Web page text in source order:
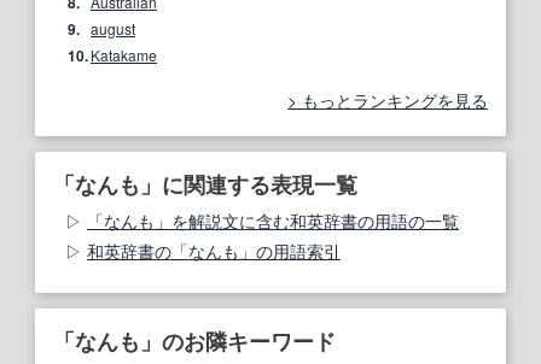
9. august
10.Katakame
もっとランキングを見る
「なんも」に関連する表現一覧
「なんも」を解説文に含む和英辞書の用語の一覧
和英辞書の「なんも」の用語索引
「なんも」のお隣キーワード